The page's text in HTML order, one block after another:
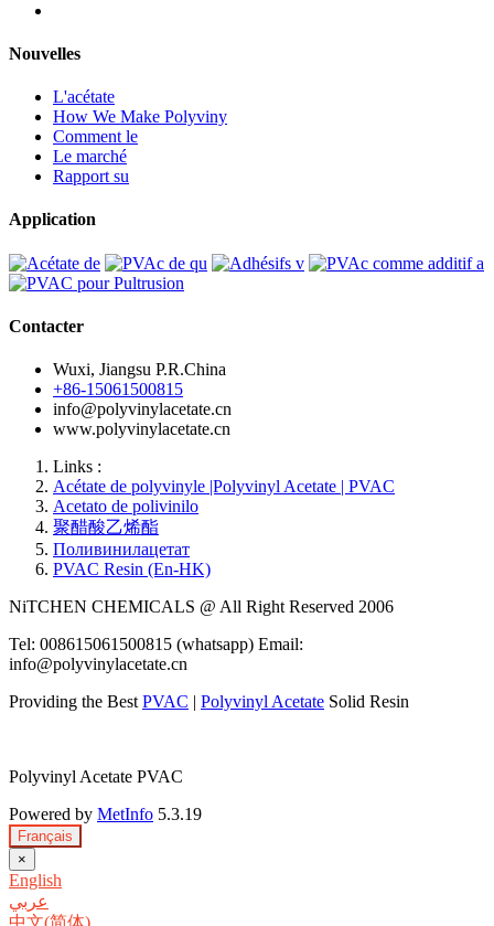
Nouvelles
L'acétate
How We Make Polyviny
Comment le
Le marché
Rapport su
Application
Contacter
Wuxi, Jiangsu P.R.China
+86-15061500815
info@polyvinylacetate.cn
www.polyvinylacetate.cn
Links :
Acétate de polyvinyle |Polyvinyl Acetate | PVAC
Acetato de polivinilo
聚醋酸乙烯酯
Поливинилацетат
PVAC Resin (En-HK)
NiTCHEN CHEMICALS @ All Right Reserved 2006
Tel: 008615061500815 (whatsapp) Email:
info@polyvinylacetate.cn
Providing the Best PVAC | Polyvinyl Acetate Solid Resin
Polyvinyl Acetate PVAC
Powered by MetInfo 5.3.19
Français
×
English
عربي